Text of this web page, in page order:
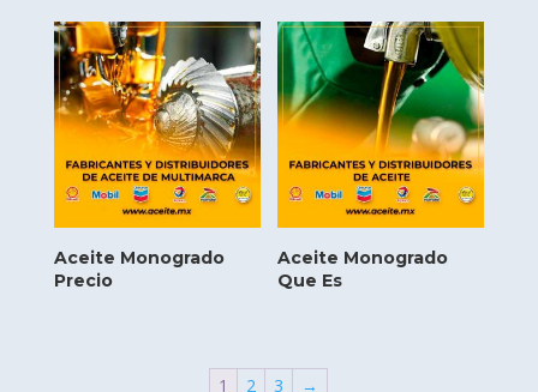
Aceite Monogrado
Precio
Aceite Monogrado
Que Es
1 2 3 →